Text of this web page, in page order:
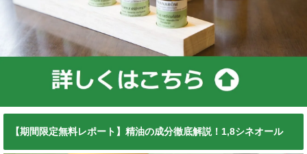
【期間限定無料レポート】精油の成分徹底解説！1,8シネオール